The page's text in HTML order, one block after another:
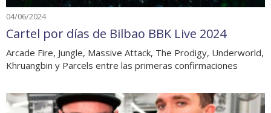
04/06/2024
Cartel por días de Bilbao BBK Live 2024
Arcade Fire, Jungle, Massive Attack, The Prodigy, Underworld,
Khruangbin y Parcels entre las primeras confirmaciones